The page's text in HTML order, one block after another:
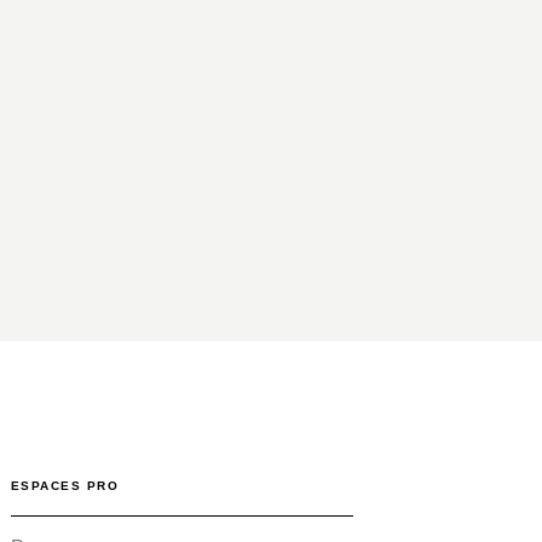
ESPACES PRO